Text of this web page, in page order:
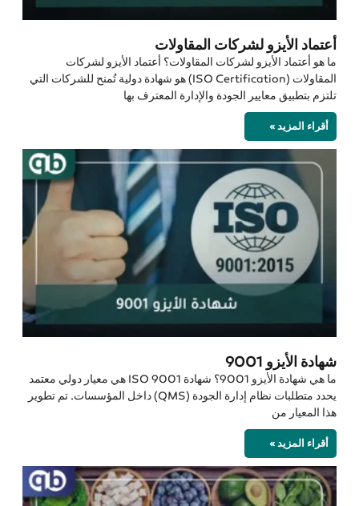
أعتماد الأيزو لشركات المقاولات
ما هو أعتماد الأيزو لشركات المقاولات؟ أعتماد الأيزو لشركات
المقاولات (ISO Certification) هو شهادة دولية تُمنح للشركات التي
تلتزم بتطبيق معايير الجودة والإدارة المعترف بها
أقراء المزيد »
شهادة الأيزو 9001
ما هي شهادة الأيزو 9001؟ شهادة ISO 9001 هي معيار دولي معتمد
يحدد متطلبات نظام إدارة الجودة (QMS) داخل المؤسسات. تم تطوير
هذا المعيار من
أقراء المزيد »